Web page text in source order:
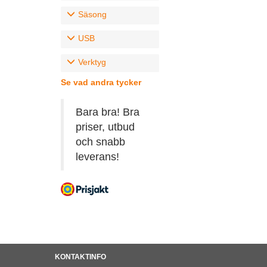
Säsong
USB
Verktyg
Se vad andra tycker
Bara bra! Bra
priser, utbud
och snabb
leverans!
KONTAKTINFO